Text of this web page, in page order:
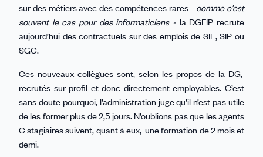
sur des métiers avec des compétences rares - comme c’est
souvent le cas pour des informaticiens - la DGFIP recrute
aujourd’hui des contractuels sur des emplois de SIE, SIP ou
SGC.
Ces nouveaux collègues sont, selon les propos de la DG,
recrutés sur profil et donc directement employables. C’est
sans doute pourquoi, l’administration juge qu’il n’est pas utile
de les former plus de 2,5 jours. N’oublions pas que les agents
C stagiaires suivent, quant à eux, une formation de 2 mois et
demi.